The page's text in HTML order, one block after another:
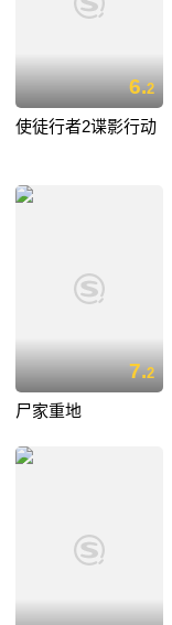
6.2
使徒行者2谍影行动
7.2
尸家重地